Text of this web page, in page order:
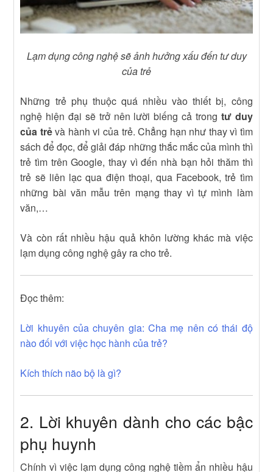
Lạm dụng công nghệ sẽ ảnh hưởng xấu đến tư duy
của trẻ
Những trẻ phụ thuộc quá nhiều vào thiết bị, công
nghệ hiện đại sẽ trở nên lười biếng cả trong tư duy
của trẻvà hành vi của trẻ. Chẳng hạn như thay vì tìm
sách để đọc, để giải đáp những thắc mắc của mình thì
trẻ tìm trên Google, thay vì đến nhà bạn hỏi thăm thì
trẻ sẽ liên lạc qua điện thoại, qua Facebook, trẻ tìm
những bài văn mẫu trên mạng thay vì tự mình làm
văn,…
Và còn rất nhiều hậu quả khôn lường khác mà việc
lạm dụng công nghệ gây ra cho trẻ.
Đọc thêm:
Lời khuyên của chuyên gia: Cha mẹ nên có thái độ
nào đối với việc học hành của trẻ?
Kích thích não bộ là gì?
2. Lời khuyên dành cho các bậc
phụ huynh
Chính vì việc lạm dụng công nghệ tiềm ẩn nhiều hậu